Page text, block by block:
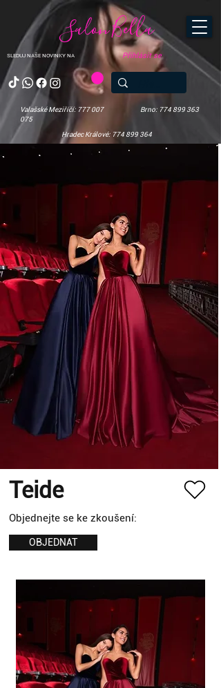
SLEDUJ NAŠE NOVINKY NA
Salon Bella
Valašské Meziříčí: 777 007
075
Brno: 774 899 363
Hradec Králové: 774 899 364
Přihlásit se
Teide
Objednejte se ke zkoušení:
OBJEDNAT